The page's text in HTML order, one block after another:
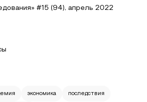
#15 (94), апрель 2022
экономика последствия